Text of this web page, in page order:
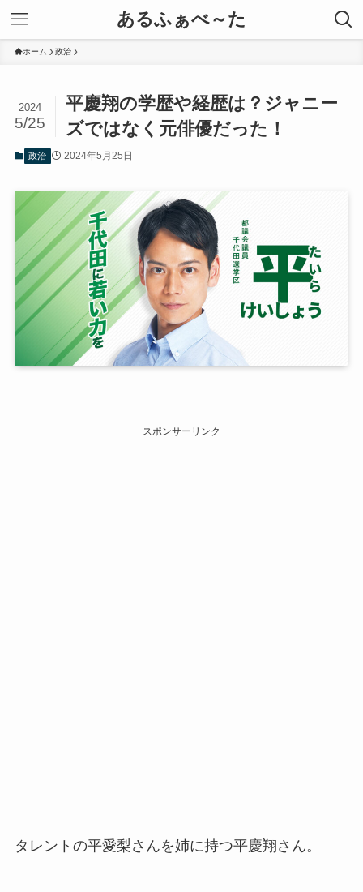
あるふぁべ～た
ホーム 政治
平慶翔の学歴や経歴は？ジャニー
ズではなく元俳優だった！
2024
5/25
政治 2024年5月25日
スポンサーリンク
タレントの平愛梨さんを姉に持つ平慶翔さん。